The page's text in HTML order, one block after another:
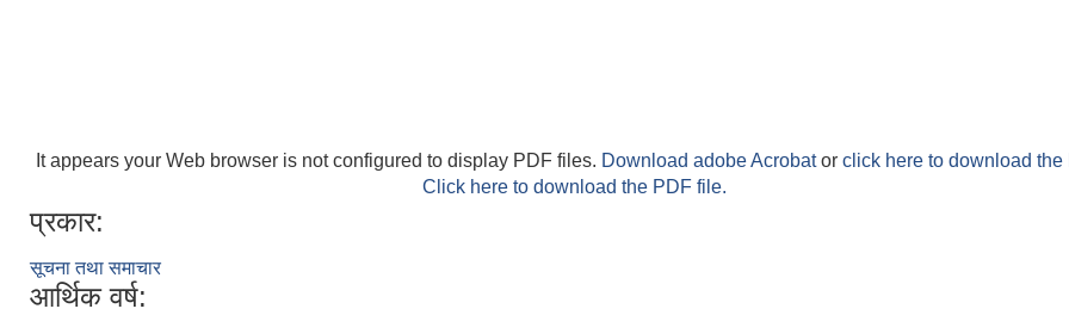
It appears your Web browser is not configured to display PDF files. Download adobe Acrobator click here to download the
Click here to download the PDF file.
प्रकार:
सूचना तथा समाचार
आर्थिक वर्ष: